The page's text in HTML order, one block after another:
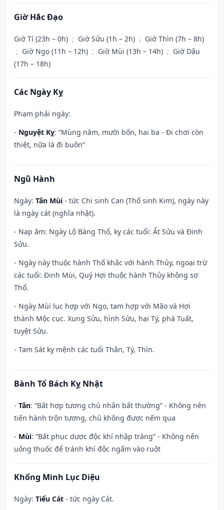
Giờ Hắc Đạo
Giờ Tí (23h – 0h) ; Giờ Sửu (1h – 2h) ; Giờ Thìn (7h – 8h)
; Giờ Ngọ (11h – 12h) ; Giờ Mùi (13h – 14h) ; Giờ Dậu
(17h – 18h)
Các Ngày Kỵ
Phạm phải ngày:
- Nguyệt Kỵ: “Mùng năm, mười bốn, hai ba - Đi chơi còn
thiệt, nữa là đi buôn”
Ngũ Hành
Ngày: Tân Mùi - tức Chi sinh Can (Thổ sinh Kim), ngày này
là ngày cát (nghĩa nhật).
- Nạp âm: Ngày Lộ Bàng Thổ, kỵ các tuổi: Ất Sửu và Đinh
Sửu.
- Ngày này thuộc hành Thổ khắc với hành Thủy, ngoại trừ
các tuổi: Đinh Mùi, Quý Hợi thuộc hành Thủy không sợ
Thổ.
- Ngày Mùi lục hợp với Ngọ, tam hợp với Mão và Hợi
thành Mộc cục. Xung Sửu, hình Sửu, hại Tý, phá Tuất,
tuyệt Sửu.
- Tam Sát kỵ mệnh các tuổi Thân, Tý, Thìn.
Bành Tổ Bách Kỵ Nhật
- Tân: “Bất hợp tương chủ nhân bất thường” - Không nên
tiến hành trộn tương, chủ không được nếm qua
- Mùi: “Bất phục dược độc khí nhập tràng” - Không nên
uống thuốc để tránh khí độc ngấm vào ruột
Khổng Minh Lục Diệu
Ngày: Tiểu Cát - tức ngày Cát.